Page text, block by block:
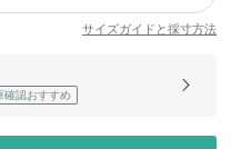
サイズガイドと採寸方法
確認おすすめ